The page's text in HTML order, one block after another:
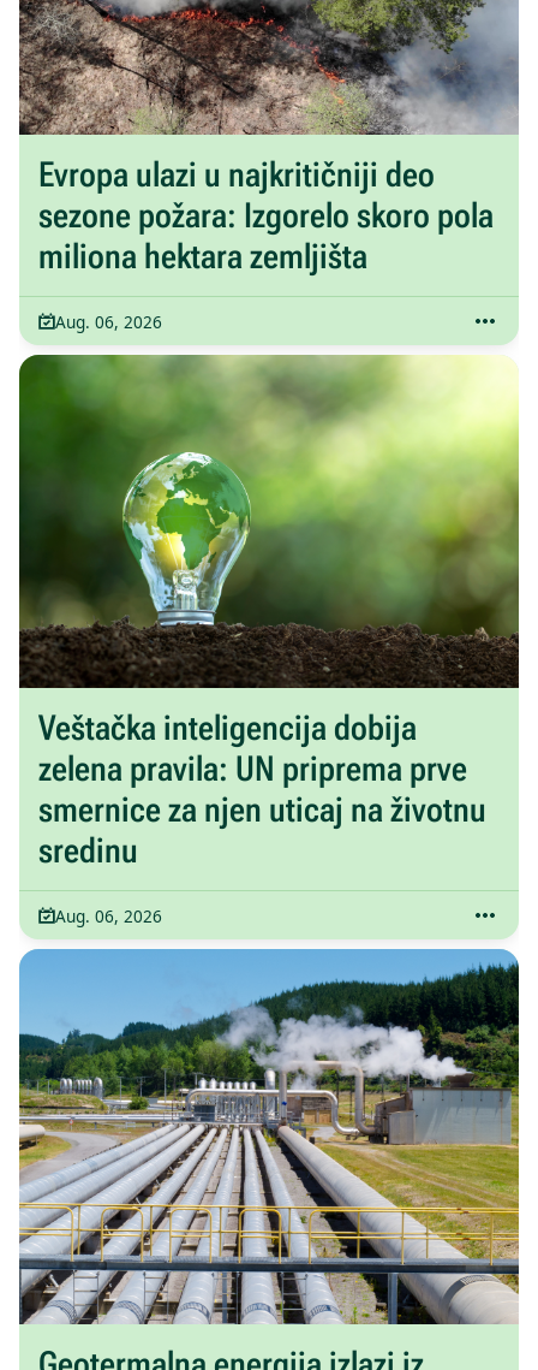
Evropa ulazi u najkritičniji deo
sezone požara: Izgorelo skoro pola
miliona hektara zemljišta
Aug. 06, 2026
Veštačka inteligencija dobija
zelena pravila: UN priprema prve
smernice za njen uticaj na životnu
sredinu
Aug. 06, 2026